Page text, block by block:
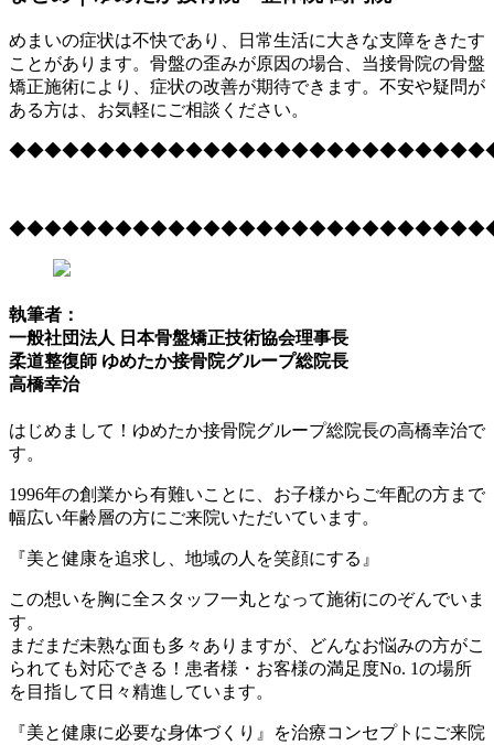
めまいの症状は不快であり、日常生活に大きな支障をきたす
ことがあります。骨盤の歪みが原因の場合、当接骨院の骨盤
矯正施術により、症状の改善が期待できます。不安や疑問が
ある方は、お気軽にご相談ください。
執筆者：
一般社団法人 日本骨盤矯正技術協会理事長
柔道整復師 ゆめたか接骨院グループ総院長
高橋幸治
はじめまして！ゆめたか接骨院グループ総院長の高橋幸治で
す。
1996年の創業から有難いことに、お子様からご年配の方まで
幅広い年齢層の方にご来院いただいています。
『美と健康を追求し、地域の人を笑顔にする』
この想いを胸に全スタッフ一丸となって施術にのぞんでいま
す。
まだまだ未熟な面も多々ありますが、どんなお悩みの方がこ
られても対応できる！患者様・お客様の満足度No. 1の場所
を目指して日々精進しています。
『美と健康に必要な身体づくり』
を治療コンセプトにご来院